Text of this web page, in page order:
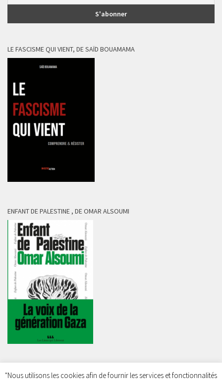
LE FASCISME QUI VIENT, DE SAÏD BOUAMAMA
ENFANT DE PALESTINE , DE OMAR ALSOUMI
"Nous utilisons les cookies afin de fournir les services et fonctionnalités